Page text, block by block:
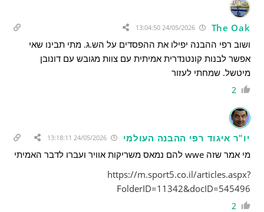
The Oak
24/05/2026 13:04:50
ושוב רפי ההבנה יפילו את ההפסדים על הש.ג. מתי תבינו שאי
אפשר לבנות קונטנדרית אמיתית עם צוות מגובש עם דונובן
מיטשל. שמחתי לעזור
2
יו"ר איגוד רפי ההבנה העולמי 24/05/2026 13:18:11
מי אמר שזה wwe להם נמאס משריקות אוויר ועברו לדבר האמיתי
https://m.sport5.co.il/articles.aspx?
FolderID=11342&docID=545496
2